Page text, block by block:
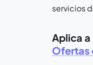
servicios
Aplica
Ofertas